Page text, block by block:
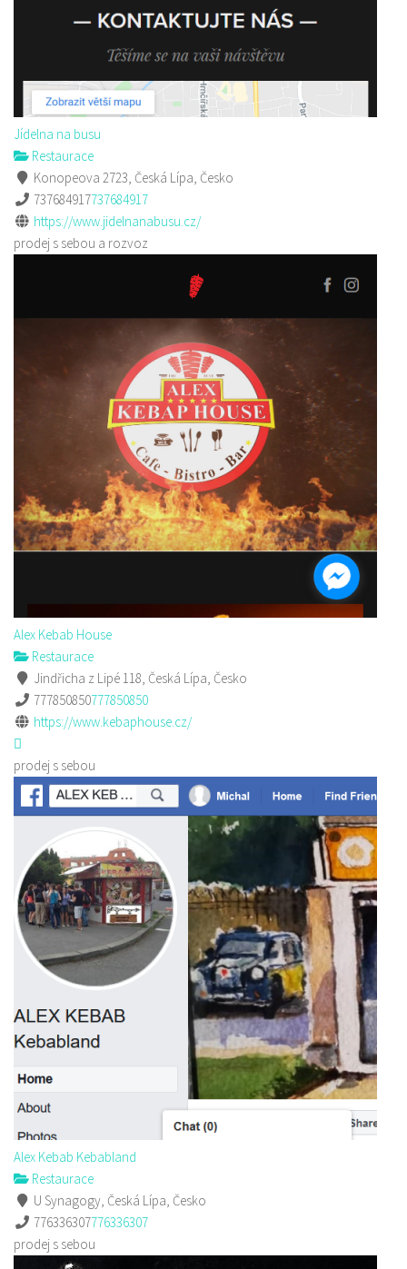
Jídelna na busu
Restaurace
Konopeova 2723, Česká Lípa, Česko
737684917737684917
https://www.jidelnanabusu.cz/
prodej s sebou a rozvoz
Alex Kebab House
Restaurace
Jindřicha z Lipé 118, Česká Lípa, Česko
777850850777850850
https://www.kebaphouse.cz/
prodej s sebou
Alex Kebab Kebabland
Restaurace
U Synagogy, Česká Lípa, Česko
776336307776336307
prodej s sebou